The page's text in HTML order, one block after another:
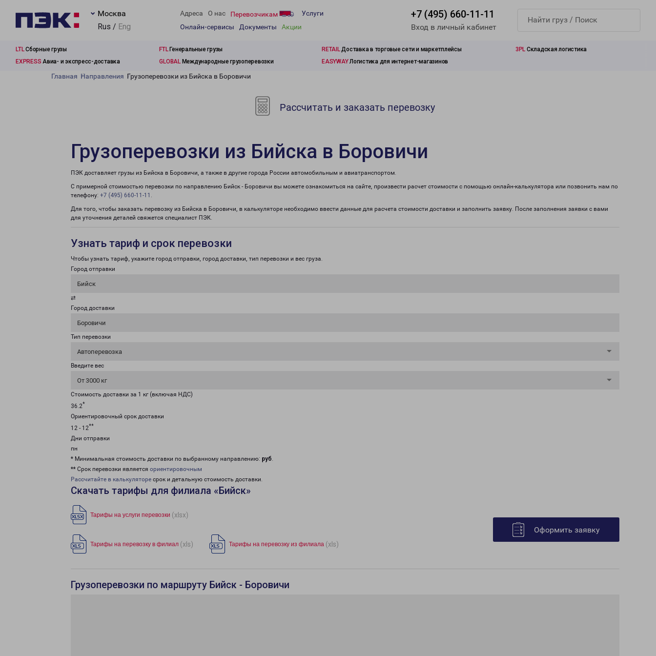
Москва
Rus / Eng
Адреса О нас Перевозчикам
Услуги
Онлайн-сервисы
Документы Акции
+7 (495) 660-11-11
Вход в личный кабинет
LTLСборные грузы FTLГенеральные грузы RETAILДоставка в торговые сети и маркетплейсы 3PL Складская логистика
EXPRESS Авиа- и экспресс-доставка GLOBALМеждународные грузоперевозки EASYWAYЛогистика для интернет-магазинов
Главная Направления Грузоперевозки из Бийска в Боровичи
Рассчитать и заказать перевозку
Грузоперевозки из Бийска в Боровичи
ПЭК доставляет грузы из Бийска в Боровичи, а также в другие города России автомобильным и авиатранспортом.
С примерной стоимостью перевозки по направлению Бийск - Боровичи вы можете ознакомиться на сайте, произвести расчет стоимости с помощью онлайн-калькулятора или позвонить нам по
телефону: +7 (495) 660-11-11 .
Для того, чтобы заказать перевозку из Бийска в Боровичи, в калькуляторе необходимо ввести данные для расчета стоимости доставки и заполнить заявку. После заполнения заявки с вами
для уточнения деталей свяжется специалист ПЭК.
Узнать тариф и срок перевозки
Чтобы узнать тариф, укажите город отправки, город доставки, тип перевозки и вес груза.
Город отправки
Бийск
⇄
Город доставки
Боровичи
Тип перевозки
Автоперевозка
Введите вес
От 3000 кг
Стоимость доставки за 1 кг (включая НДС)
36.2*
Ориентировочный срок доставки
12 - 12**
Дни отправки
пн
* Минимальная стоимость доставки по выбранному направлению: руб.
** Срок перевозки является ориентировочным
Рассчитайте в калькуляторе срок и детальную стоимость доставки.
Скачать тарифы для филиала «Бийск»
Тарифы на услуги перевозки (xlsx)
Тарифы на перевозку в филиал (xls) Тарифы на перевозку из филиала (xls)
Оформить заявку
Грузоперевозки по маршруту Бийск - Боровичи